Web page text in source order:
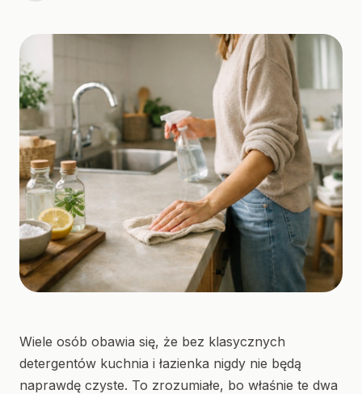
Wiele osób obawia się, że bez klasycznych
detergentów kuchnia i łazienka nigdy nie będą
naprawdę czyste. To zrozumiałe, bo właśnie te dwa